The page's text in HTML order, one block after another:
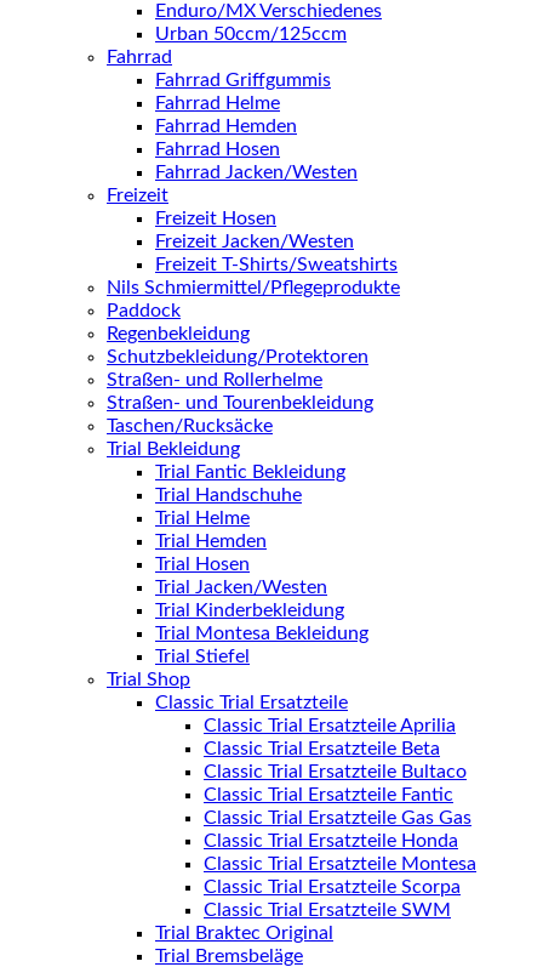
Enduro/MX Verschiedenes
Urban 50ccm/125ccm
Fahrrad
Fahrrad Griffgummis
Fahrrad Helme
Fahrrad Hemden
Fahrrad Hosen
Fahrrad Jacken/Westen
Freizeit
Freizeit Hosen
Freizeit Jacken/Westen
Freizeit T-Shirts/Sweatshirts
Nils Schmiermittel/Pflegeprodukte
Paddock
Regenbekleidung
Schutzbekleidung/Protektoren
Straßen- und Rollerhelme
Straßen- und Tourenbekleidung
Taschen/Rucksäcke
Trial Bekleidung
Trial Fantic Bekleidung
Trial Handschuhe
Trial Helme
Trial Hemden
Trial Hosen
Trial Jacken/Westen
Trial Kinderbekleidung
Trial Montesa Bekleidung
Trial Stiefel
Trial Shop
Classic Trial Ersatzteile
Classic Trial Ersatzteile Aprilia
Classic Trial Ersatzteile Beta
Classic Trial Ersatzteile Bultaco
Classic Trial Ersatzteile Fantic
Classic Trial Ersatzteile Gas Gas
Classic Trial Ersatzteile Honda
Classic Trial Ersatzteile Montesa
Classic Trial Ersatzteile Scorpa
Classic Trial Ersatzteile SWM
Trial Braktec Original
Trial Bremsbeläge